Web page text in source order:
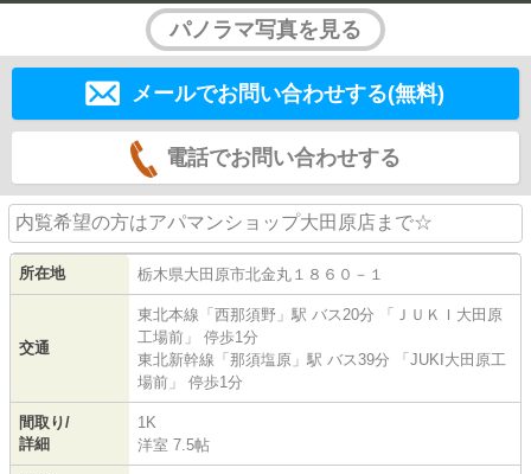
パノラマ写真を見る
メールでお問い合わせする(無料)
電話でお問い合わせする
内覧希望の方はアパマンショップ大田原店まで☆
所在地 栃木県大田原市北金丸 １８６０－１
交通
東北本線 「 西那須野 」駅 バス20分 「ＪＵＫＩ大田原
工場前」 停歩1分
東北新幹線 「 那須塩原 」駅 バス39分 「JUKI大田原工
場前」 停歩1分
間取り/
詳細
1K
洋室 7.5帖